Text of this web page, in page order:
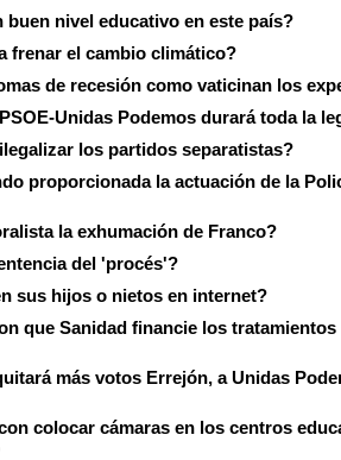
buen nivel educativo en este país?
frenar el cambio climático?
de recesión como vaticinan los
Unidas Podemos durará toda la
los partidos separatistas?
proporcionada la actuación de la
la exhumación de Franco?
del 'procés'?
sus hijos o nietos en internet?
que Sanidad financie los tratamientos
más votos Errejón, a Unidas
colocar cámaras en los centros